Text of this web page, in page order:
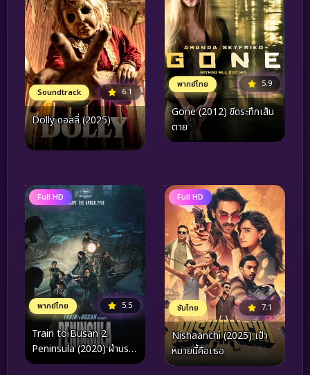
Soundtrack 6.1
Dolly ดอลลี่ (2025)
พากย์ไทย 5.9
Gone (2012) ขีดระทึกเส้น
ตาย
Full HD
พากย์ไทย 5.5
Train to Busan 2
Peninsula (2020) ฝ่านรก
ซอมบี้คลั่ง 2
Full HD
ซับไทย 7.1
Nishaanchi (2025) เป้า
หมายนี้คือเธอ